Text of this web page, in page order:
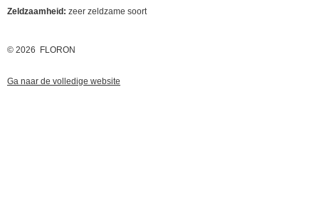
Zeldzaamheid: zeer zeldzame soort
© 2026 FLORON
Ga naar de volledige website